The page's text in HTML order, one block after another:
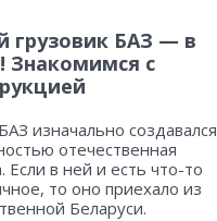
грузовик БАЗ — в
Знакомимся с
изначально создавался
отечественная
Если в ней и есть что-то
то оно приехало из
Беларуси.